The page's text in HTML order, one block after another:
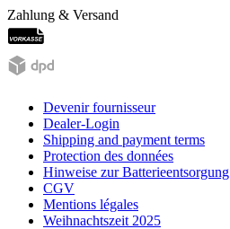
Zahlung & Versand
Devenir fournisseur
Dealer-Login
Shipping and payment terms
Protection des données
Hinweise zur Batterieentsorgung
CGV
Mentions légales
Weihnachtszeit 2025